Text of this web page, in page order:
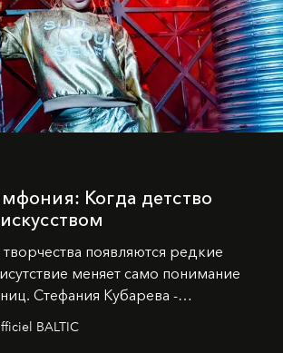
Когда детство
появляются редкие
меняет само понимание
Стефания Кубарева -
уже украшает обложки
BALTIC